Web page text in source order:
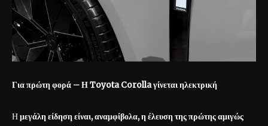
Για πρώτη φορά – Η Toyota Corollaγίνεται ηλεκτρική
Ημεγάλη είδηση είναι, αναμφίβολα, η έλευση της πρώτης αμιγώς